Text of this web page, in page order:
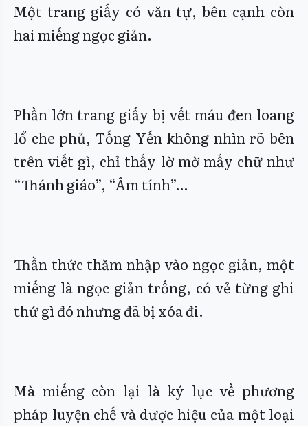
Một trang giấy có văn tự, bên cạnh còn
hai miếng ngọc giản.
Phần lớn trang giấy bị vết máu đen loang
lổ che phủ, Tống Yến không nhìn rõ bên
trên viết gì, chỉ thấy lờ mờ mấy chữ như
“Thánh giáo”, “Âm tính”…
Thần thức thăm nhập vào ngọc giản, một
miếng là ngọc giản trống, có vẻ từng ghi
thứ gì đó nhưng đã bị xóa đi.
Mà miếng còn lại là ký lục về phương
pháp luyện chế và dược hiệu của một loại